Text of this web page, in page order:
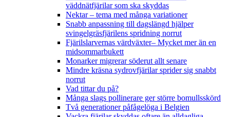
väddnätfjärilar som ska skyddas
Nektar – tema med många variationer
Snabb anpassning till dagslängd hjälper
svingelgräsfjärilens spridning norrut
Fjärilslarvernas värdväxter– Mycket mer än en
midsommarbukett
Monarker migrerar söderut allt senare
Mindre kräsna sydrovfjärilar sprider sig snabbt
norrut
Vad tittar du på?
Många slags pollinerare ger större bomullsskörd
Två generationer påfågelöga i Belgien